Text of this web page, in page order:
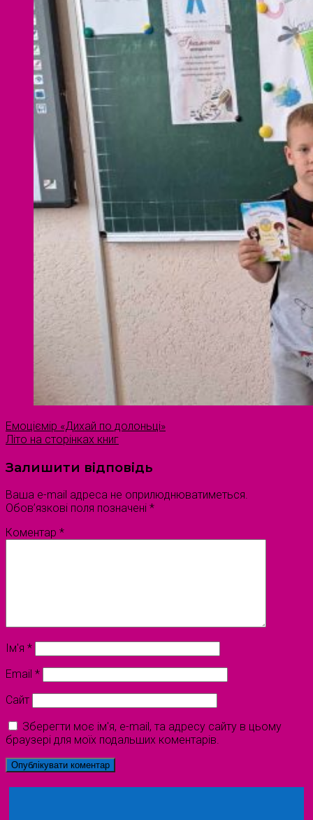
Емоціємір «Дихай по долоньці»
Літо на сторінках книг
Залишити відповідь
Ваша e-mail адреса не оприлюднюватиметься.
Обов’язкові поля позначені *
Коментар *
Ім'я *
Email *
Сайт
Зберегти моє ім'я, e-mail, та адресу сайту в цьому
браузері для моїх подальших коментарів.